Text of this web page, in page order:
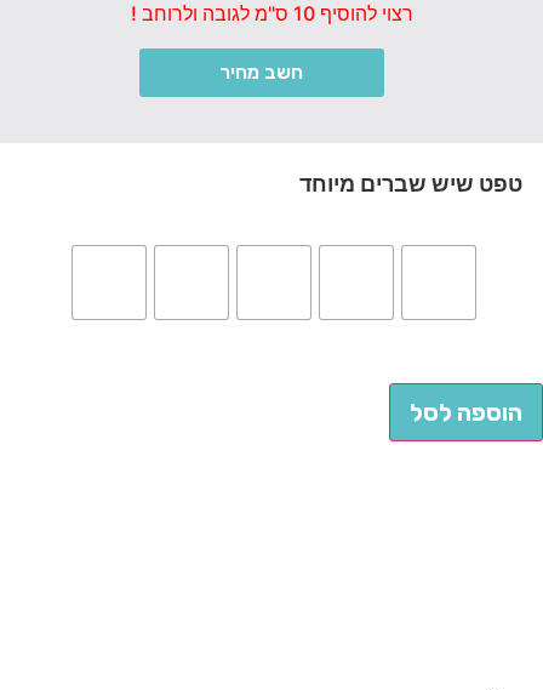
רצוי להוסיף 10 ס"מ לגובה ולרוחב !
חשב מחיר
טפט שיש שברים מיוחד
הוספה לסל